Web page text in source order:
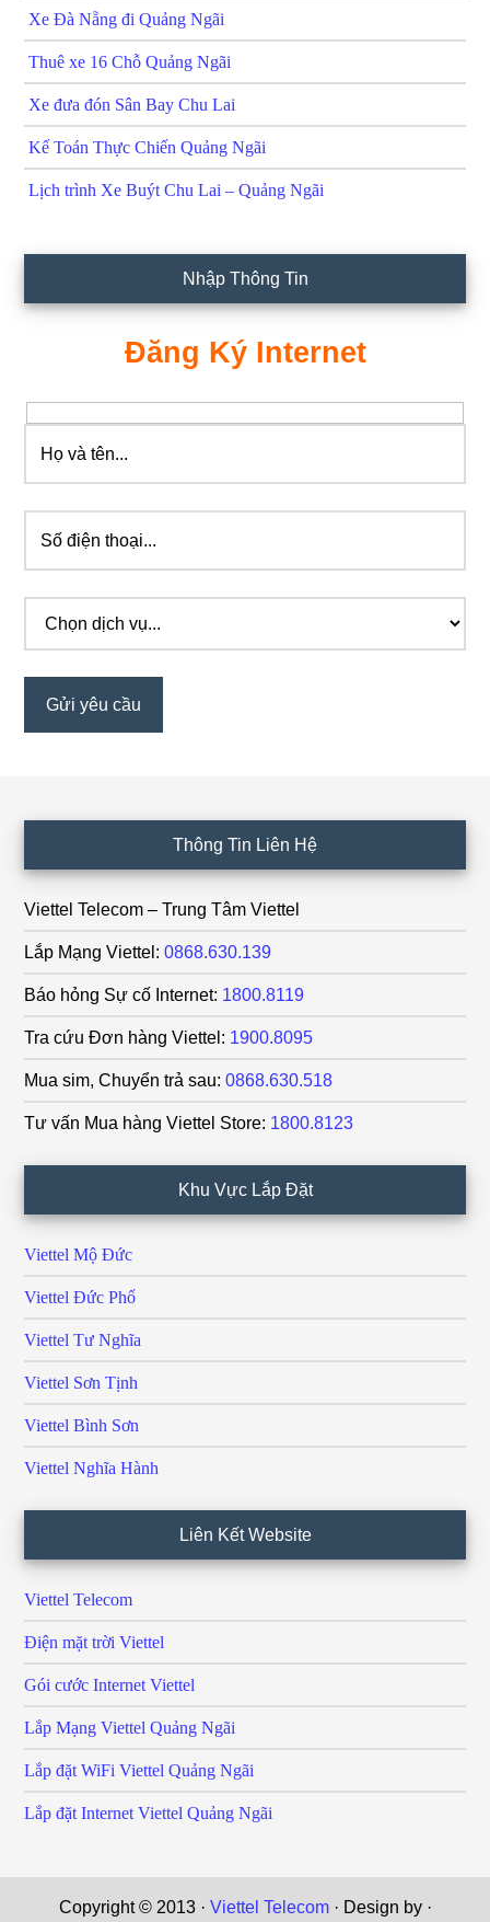
Xe Đà Nẵng đi Quảng Ngãi
Thuê xe 16 Chỗ Quảng Ngãi
Xe đưa đón Sân Bay Chu Lai
Kế Toán Thực Chiến Quảng Ngãi
Lịch trình Xe Buýt Chu Lai – Quảng Ngãi
Nhập Thông Tin
Đăng Ký Internet
Thông Tin Liên Hệ
Viettel Telecom – Trung Tâm Viettel
Lắp Mạng Viettel: 0868.630.139
Báo hỏng Sự cố Internet: 1800.8119
Tra cứu Đơn hàng Viettel: 1900.8095
Mua sim, Chuyển trả sau: 0868.630.518
Tư vấn Mua hàng Viettel Store: 1800.8123
Khu Vực Lắp Đặt
Viettel Mộ Đức
Viettel Đức Phổ
Viettel Tư Nghĩa
Viettel Sơn Tịnh
Viettel Bình Sơn
Viettel Nghĩa Hành
Liên Kết Website
Viettel Telecom
Điện mặt trời Viettel
Gói cước Internet Viettel
Lắp Mạng Viettel Quảng Ngãi
Lắp đặt WiFi Viettel Quảng Ngãi
Lắp đặt Internet Viettel Quảng Ngãi
Copyright © 2013 · Viettel Telecom· Design by ·